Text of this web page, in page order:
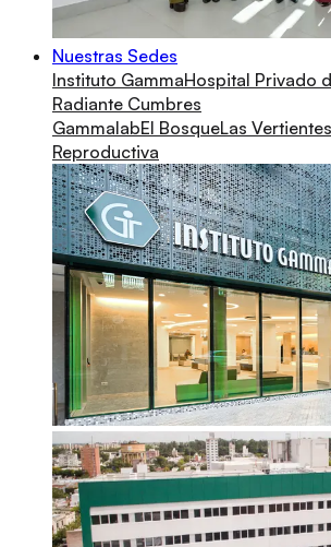
Nuestras Sedes
Instituto GammaHospital Privado
Radiante Cumbres
GammalabEl BosqueLas Vertientes
Reproductiva